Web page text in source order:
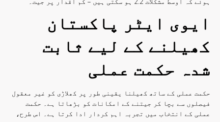
ایوی ایٹر پاکستان
کھیلنے کے لیے ثابت
شدہ حکمت عملی
حکمت عملی کے ساتھ کھیلنا یقینی طور پر کھلاڑی کو غیر معقول
فیصلوں سے بچا کر جیتنے کے امکانات کو بڑھاتا ہے۔ حکمت
عملی کے انتخاب میں تجربہ اہم کردار ادا کرتا ہے۔ اس طرح،